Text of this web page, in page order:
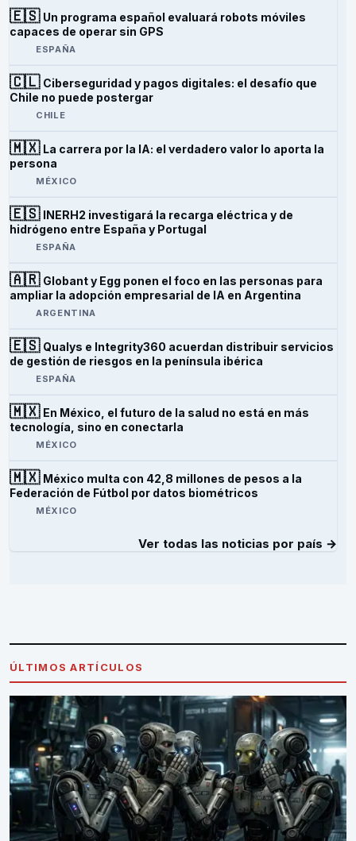
🇪🇸 Un programa español evaluará robots móviles
capaces de operar sin GPS
ESPAÑA
🇨🇱 Ciberseguridad y pagos digitales: el desafío que
Chile no puede postergar
CHILE
🇲🇽 La carrera por la IA: el verdadero valor lo aporta la
persona
MÉXICO
🇪🇸 INERH2 investigará la recarga eléctrica y de
hidrógeno entre España y Portugal
ESPAÑA
🇦🇷 Globant y Egg ponen el foco en las personas para
ampliar la adopción empresarial de IA en Argentina
ARGENTINA
🇪🇸 Qualys e Integrity360 acuerdan distribuir servicios
de gestión de riesgos en la península ibérica
ESPAÑA
🇲🇽 En México, el futuro de la salud no está en más
tecnología, sino en conectarla
MÉXICO
🇲🇽 México multa con 42,8 millones de pesos a la
Federación de Fútbol por datos biométricos
MÉXICO
Ver todas las noticias por país →
ÚLTIMOS ARTÍCULOS